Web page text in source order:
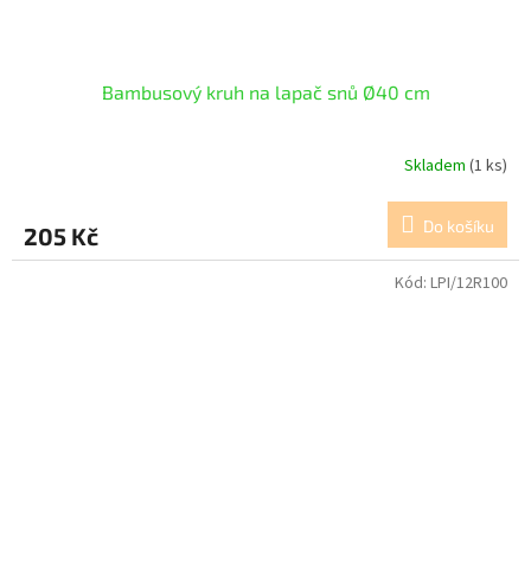
Bambusový kruh na lapač snů Ø40 cm
Skladem (1 ks)
205 Kč Do košíku
Kód: LPI/12R100